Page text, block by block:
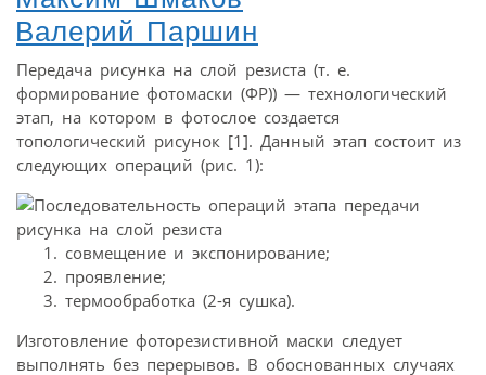
Валерий Паршин
Передача рисунка на слой резиста (т. е.
формирование фотомаски (ФР)) — технологический
этап, на котором в фотослое создается
топологический рисунок [1]. Данный этап состоит из
следующих операций (рис. 1):
совмещение и экспонирование;
проявление;
термообработка (2-я сушка).
Изготовление фоторезистивной маски следует
выполнять без перерывов. В обоснованных случаях